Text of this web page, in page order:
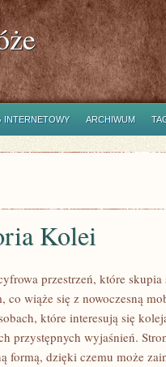
INTERNETOWY ARCHIWUM
Kolei
przestrzeń, które
co wiąże się z nowoczesną
które interesują się
przystępnych wyjaśnień.
formą, dzięki czemu może